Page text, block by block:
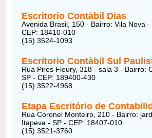
Escritorio Contàbil Dias
Avenida Brasil, 150 - Bairro: Vila Nova
CEP: 18410-010
(15) 3524-1093
Escritorio Contàbil Sul
Rua Pires Fleury, 318 - sala 3 - Bairro:
SP - CEP: 189400-430
(15) 3522-4968
Etapa Escritório de
Rua Coronel Monteiro, 210 - Bairro:
Itapeva - SP - CEP: 18407-010
(15) 3521-3760